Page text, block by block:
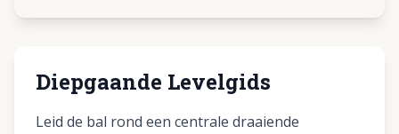
Diepgaande Levelgids
Leid de bal rond een centrale draaiende